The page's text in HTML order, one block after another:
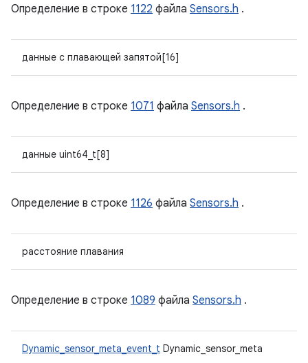
Определение в строке 1122 файла Sensors.h .
данные с плавающей запятой[16]
Определение в строке 1071 файла Sensors.h .
данные uint64_t[8]
Определение в строке 1126 файла Sensors.h .
расстояние плавания
Определение в строке 1089 файла Sensors.h .
Dynamic_sensor_meta_event_t Dynamic_sensor_meta